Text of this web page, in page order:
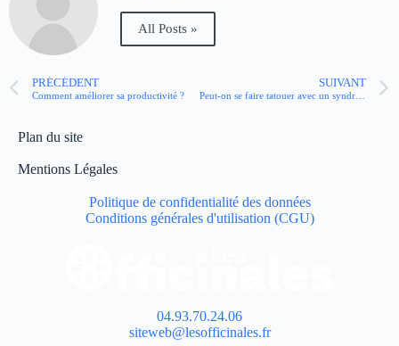
All Posts »
PRÉCÉDENT
Comment améliorer sa productivité ?
SUIVANT
Peut-on se faire tatouer avec un syndrome de Raynaud ?
Plan du site
Mentions Légales
Politique de confidentialité des données
Conditions générales d'utilisation (CGU)
04.93.70.24.06
siteweb@lesofficinales.fr